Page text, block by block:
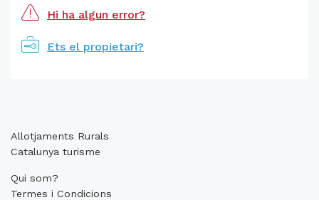
Hi ha algun error?
Ets el propietari?
Allotjaments Rurals
Catalunya turisme
Qui som?
Termes i Condicions